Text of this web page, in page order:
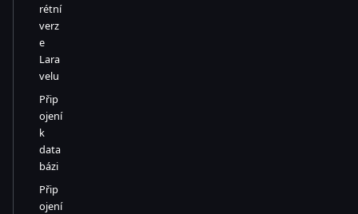
rétní
verz
e
Lara
velu
Přip
ojení
k
data
bázi
Přip
ojení